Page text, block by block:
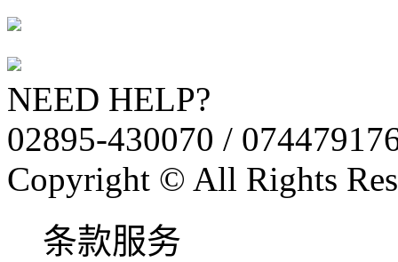
NEED HELP?
02895-430070 /
Copyright © All Rights
条款服务